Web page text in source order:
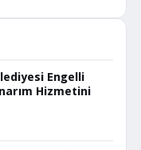
Engelli
Hizmetini